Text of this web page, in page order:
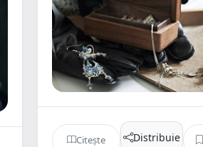
Citește Distribuie